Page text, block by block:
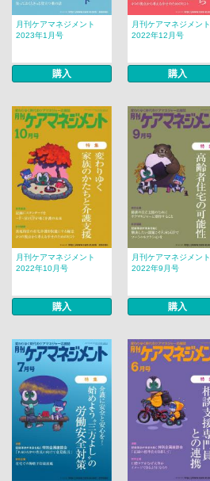
月刊ケアマネジメント
2023年1月号
購入
月刊ケアマネジメント
2022年12月号
購入
月刊ケアマネジメント
2022年10月号
購入
月刊ケアマネジメント
2022年9月号
購入